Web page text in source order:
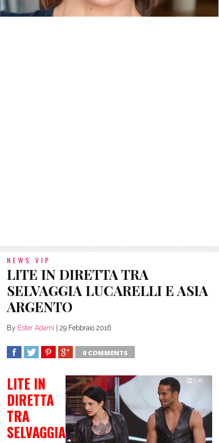
NEWS VIP
LITE IN DIRETTA TRA
SELVAGGIA LUCARELLI E ASIA
ARGENTO
By Ester Adami 29 Febbraio 2016
0 COMMENTS
LITE IN
DIRETTA
TRA
SELVAGGIA